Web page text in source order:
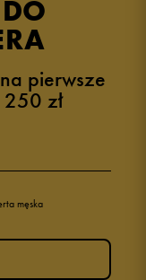
pierwsze
zł
męska